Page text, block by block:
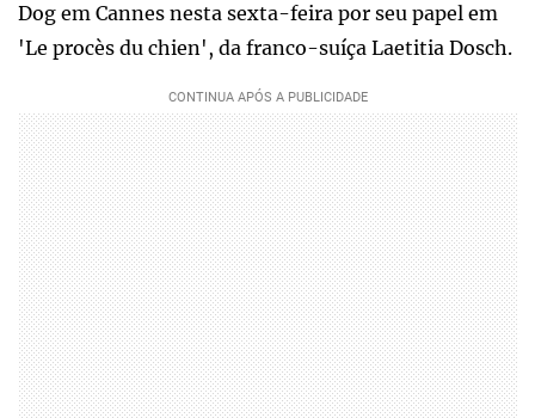
Dog em Cannes nesta sexta-feira por seu papel em
'Le procès du chien', da franco-suíça Laetitia Dosch.